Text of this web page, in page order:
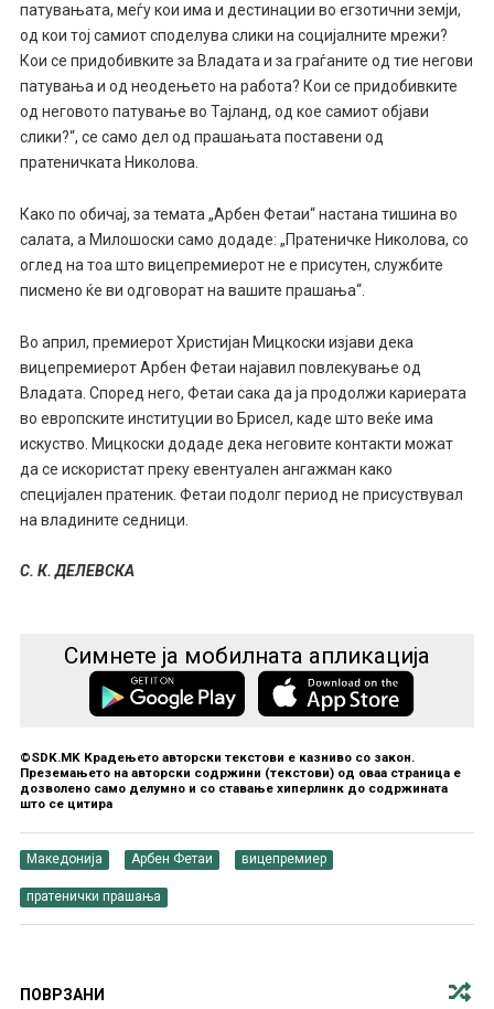
патувањата, меѓу кои има и дестинации во егзотични земји,
од кои тој самиот споделува слики на социјалните мрежи?
Кои се придобивките за Владата и за граѓаните од тие негови
патувања и од неодењето на работа? Кои се придобивките
од неговото патување во Тајланд, од кое самиот објави
слики?“, се само дел од прашањата поставени од
пратеничката Николова.
Како по обичај, за темата „Арбен Фетаи“ настана тишина во
салата, а Милошоски само додаде: „Пратеничке Николова, со
оглед на тоа што вицепремиерот не е присутен, службите
писмено ќе ви одговорат на вашите прашања“.
Во април, премиерот Христијан Мицкоски изјави дека
вицепремиерот Арбен Фетаи најавил повлекување од
Владата. Според него, Фетаи сака да ја продолжи кариерата
во европските институции во Брисел, каде што веќе има
искуство. Мицкоски додаде дека неговите контакти можат
да се искористат преку евентуален ангажман како
специјален пратеник. Фетаи подолг период не присуствувал
на владините седници.
С. К. ДЕЛЕВСКА
Симнете ја мобилната апликација
©SDK.MK Крадењето авторски текстови е казниво со закон.
Преземањето на авторски содржини (текстови) од оваа страница е
дозволено само делумно и со ставање хиперлинк до содржината
што се цитира
Македонија Арбен Фетаи вицепремиер
пратенички прашања
ПОВРЗАНИ